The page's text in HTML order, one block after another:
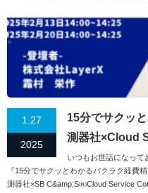
1.27
2025
15分でサクッ
測器社×Cloud
いつもお世話になって
『15分でサクッとわかるバクラク経費
測器社×SB C&amp;S㈱Cloud Service